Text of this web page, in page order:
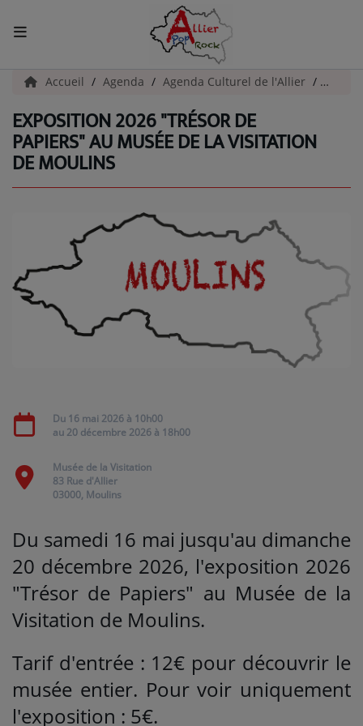
ACCUEIL
Actualités
INFOS - ALLIER
INFOS POP ROCK
La Radio
EMISSIONS
PODCASTS
Agenda
Titres diffusés
Se connecter
Accueil Agenda Agenda Culturel de l'Allier
EXPOSITION 2026 "TRÉSOR DE
PAPIERS" AU MUSÉE DE LA VISITATION
DE MOULINS
Du 16 mai 2026 à 10h00
au 20 décembre 2026 à 18h00
Musée de la Visitation
83 Rue d'Allier
03000, Moulins
Du samedi 16 mai jusqu'au dimanche
20 décembre 2026, l'exposition 2026
"Trésor de Papiers" au Musée de la
Visitation de Moulins.
Tarif d'entrée : 12€ pour découvrir le
musée entier. Pour voir uniquement
l'exposition : 5€.